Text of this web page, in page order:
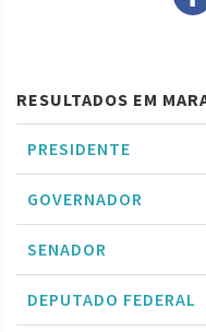
RESULTADOS EM
PRESIDENTE
GOVERNADOR
SENADOR
DEPUTADO FEDERAL